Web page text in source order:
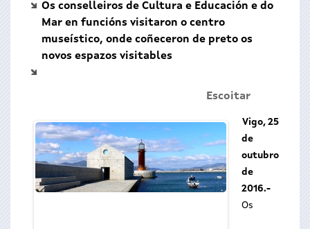
Os conselleiros de Cultura e Educación e do
Mar en funcións visitaron o centro
museístico, onde coñeceron de preto os
novos espazos visitables
Escoitar
Vigo, 25
de
outubro
de
2016.-
Os